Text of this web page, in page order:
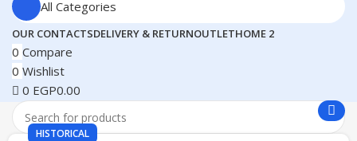
All Categories
OUR CONTACTSDELIVERY & RETURNOUTLETHOME 2
0 Compare
0 Wishlist
0 EGP0.00
HISTORICAL